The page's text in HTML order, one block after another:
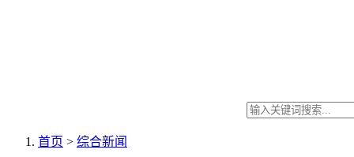
首页 > 综合新闻